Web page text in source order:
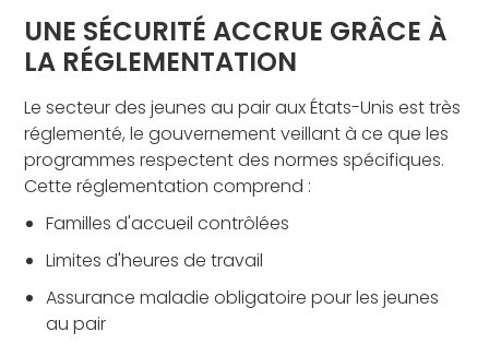
UNE SÉCURITÉ ACCRUE GRÂCE À
LA RÉGLEMENTATION
Le secteur des jeunes au pair aux États-Unis est très
réglementé, le gouvernement veillant à ce que les
programmes respectent des normes spécifiques.
Cette réglementation comprend :
Familles d'accueil contrôlées
Limites d'heures de travail
Assurance maladie obligatoire pour les jeunes
au pair